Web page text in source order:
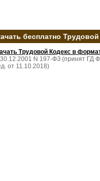
бесплатно
Трудовой Кодекс в
N 197-ФЗ (принят ГД
от 11.10.2018)